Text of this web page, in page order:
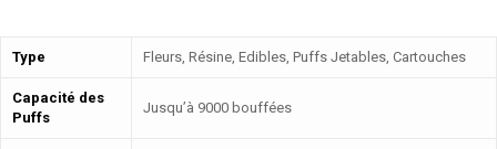
Type Fleurs, Résine, Edibles, Puffs Jetables, Cartouches
Capacité des
Puffs
Jusqu’à 9000 bouffées